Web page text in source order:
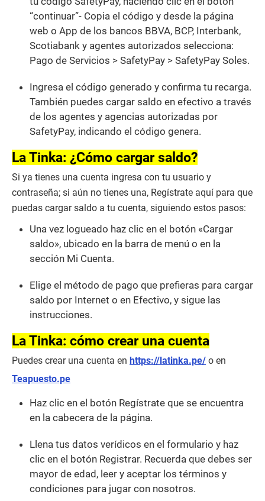
“continuar”- Copia el código y desde la página
web o App de los bancos BBVA, BCP, Interbank,
Scotiabank y agentes autorizados selecciona:
Pago de Servicios > SafetyPay > SafetyPay Soles.
Ingresa el código generado y confirma tu recarga.
También puedes cargar saldo en efectivo a través
de los agentes y agencias autorizadas por
SafetyPay, indicando el código genera.
La Tinka: ¿Cómo cargar saldo?
Si ya tienes una cuenta ingresa con tu usuario y
contraseña; si aún no tienes una, Regístrate aquí para que
puedas cargar saldo a tu cuenta, siguiendo estos pasos:
Una vez logueado haz clic en el botón «Cargar
saldo», ubicado en la barra de menú o en la
sección Mi Cuenta.
Elige el método de pago que prefieras para cargar
saldo por Internet o en Efectivo, y sigue las
instrucciones.
La Tinka: cómo crear una cuenta
Puedes crear una cuenta en https://latinka.pe/ o en
Teapuesto.pe
Haz clic en el botón Regístrate que se encuentra
en la cabecera de la página.
Llena tus datos verídicos en el formulario y haz
clic en el botón Registrar. Recuerda que debes ser
mayor de edad, leer y aceptar los términos y
condiciones para jugar con nosotros.